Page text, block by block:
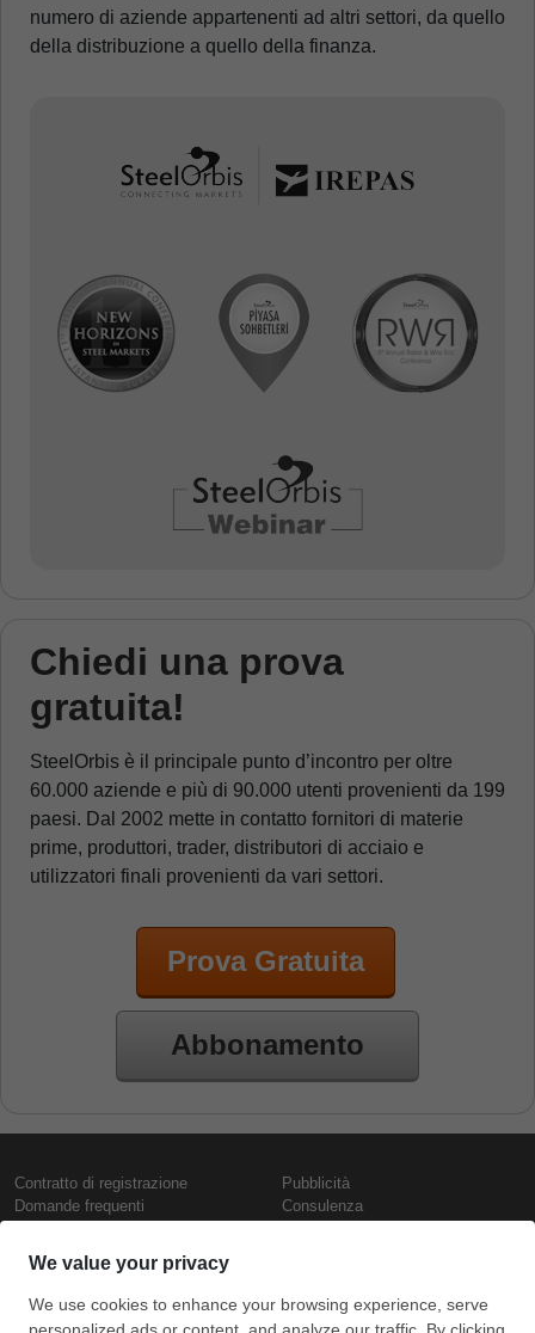
numero di aziende appartenenti ad altri settori, da quello
della distribuzione a quello della finanza.
Chiedi una prova
gratuita!
SteelOrbis è il principale punto d’incontro per oltre
60.000 aziende e più di 90.000 utenti provenienti da 199
paesi. Dal 2002 mette in contatto fornitori di materie
prime, produttori, trader, distributori di acciaio e
utilizzatori finali provenienti da vari settori.
Prova Gratuita
Abbonamento
Contratto di registrazione
Domande frequenti
Presentazione
Contattaci
Termini di utilizzo
Politica di riservatezza
Pubblicità
Consulenza